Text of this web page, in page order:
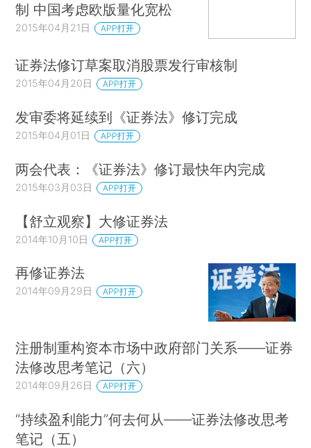
制 中国考虑欧版量化宽松
2015年04月21日 APP打开
证券法修订草案取消股票发行审核制
2015年04月20日 APP打开
发审委将延续到《证券法》修订完成
2015年04月01日 APP打开
两会代表：《证券法》修订最快年内完成
2015年03月03日 APP打开
【舒立观察】大修证券法
2014年10月10日 APP打开
再修证券法
2014年09月29日 APP打开
注册制重构资本市场中政府部门关系——证券
法修改思考笔记（六）
2014年09月26日 APP打开
“持续盈利能力”何去何从——证券法修改思考
笔记（五）